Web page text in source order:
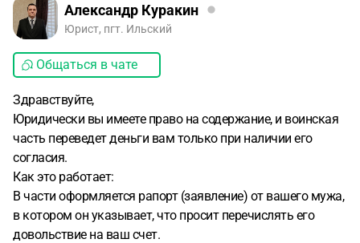
Александр Куракин
Юрист, пгт. Ильский
Общаться в чате
Здравствуйте,
Юридически вы имеете право на содержание, и воинская
часть переведет деньги вам только при наличии его
согласия.
Как это работает:
В части оформляется рапорт (заявление) от вашего мужа,
в котором он указывает, что просит перечислять его
довольствие на ваш счет.